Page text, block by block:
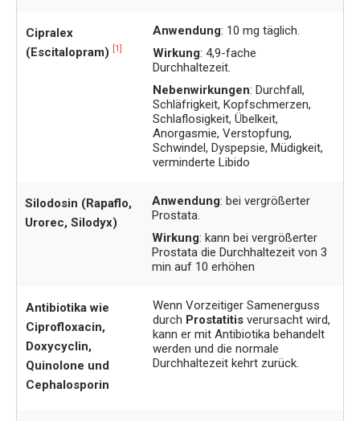
Cipralex
(Escitalopram)
[1]
Anwendung: 10 mg täglich.
Wirkung: 4,9-fache
Durchhaltezeit.
Nebenwirkungen: Durchfall,
Schläfrigkeit, Kopfschmerzen,
Schlaflosigkeit, Übelkeit,
Anorgasmie, Verstopfung,
Schwindel, Dyspepsie, Müdigkeit,
verminderte Libido
Silodosin (Rapaflo,
Urorec, Silodyx)
Anwendung: bei vergrößerter
Prostata.
Wirkung: kann bei vergrößerter
Prostata die Durchhaltezeit von 3
min auf 10 erhöhen
Antibiotika wie
Ciprofloxacin,
Doxycyclin,
Quinolone und
Cephalosporin
Wenn Vorzeitiger Samenerguss
durch Prostatitisverursacht wird,
kann er mit Antibiotika behandelt
werden und die normale
Durchhaltezeit kehrt zurück.